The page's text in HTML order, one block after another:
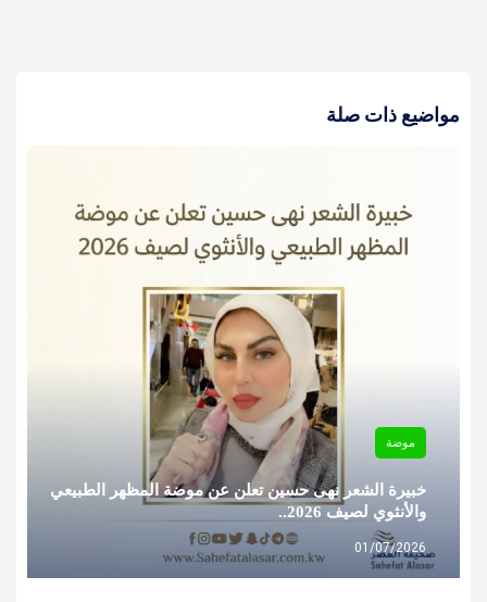
مواضيع ذات صلة
موضة
خبيرة الشعر نهى حسين تعلن عن موضة المظهر الطبيعي
والأنثوي لصيف 2026..
01/07/2026